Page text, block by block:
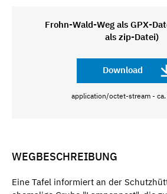
Frohn-Wald-Weg als GPX-
als zip-Datei)
Download
application/octet-stream - ca.
WEGBESCHREIBUNG
Eine Tafel informiert an der